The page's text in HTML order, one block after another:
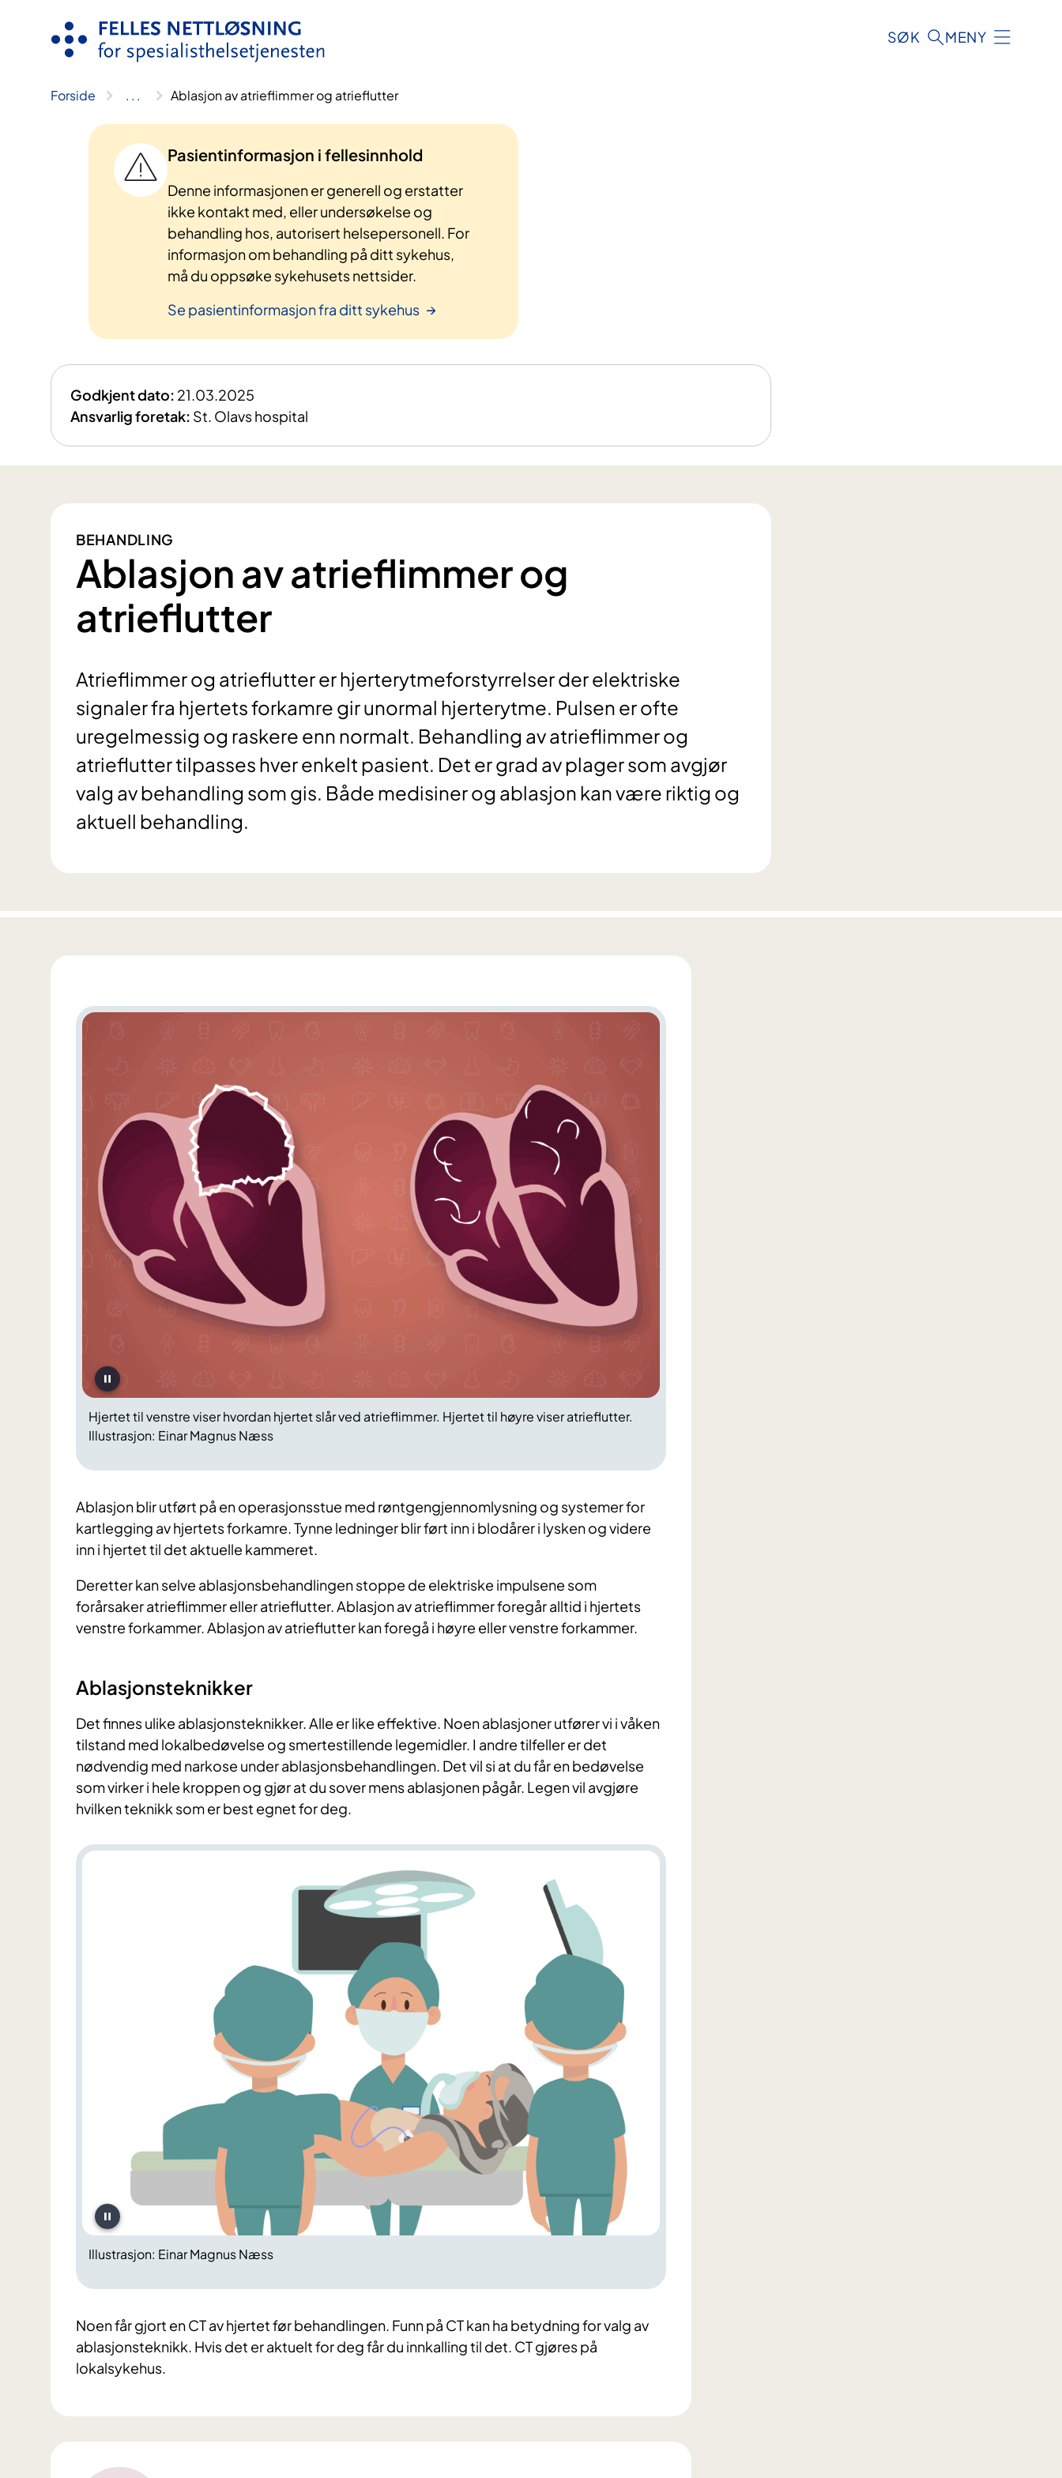
SØK MENY
Forside .. . Ablasjon av atrieflimmer og atrieflutter
Pasientinformasjon i fellesinnhold
Denne informasjonen er generell og erstatter
ikke kontakt med, eller undersøkelse og
behandling hos, autorisert helsepersonell. For
informasjon om behandling på ditt sykehus,
må du oppsøke sykehusets nettsider.
Se pasientinformasjon fra ditt sykehus
Godkjent dato: 21.03.2025
Ansvarlig foretak: St. Olavs hospital
BEHANDLING
Ablasjon av atrieflimmer og
atrieflutter
Atrieflimmer og atrieflutter er hjerterytmeforstyrrelser der elektriske
signaler fra hjertets forkamre gir unormal hjerterytme. Pulsen er ofte
uregelmessig og raskere enn normalt. Behandling av atrieflimmer og
atrieflutter tilpasses hver enkelt pasient. Det er grad av plager som avgjør
valg av behandling som gis. Både medisiner og ablasjon kan være riktig og
aktuell behandling.
Hjertet til venstre viser hvordan hjertet slår ved atrieflimmer. Hjertet til høyre viser atrieflutter.
Illustrasjon: Einar Magnus Næss
Ablasjon blir utført på en operasjonsstue med røntgengjennomlysning og systemer for
kartlegging av hjertets forkamre. Tynne ledninger blir ført inn i blodårer i lysken og videre
inn i hjertet til det aktuelle kammeret.
Deretter kan selve ablasjonsbehandlingen stoppe de elektriske impulsene som
forårsaker atrieflimmer eller atrieflutter. Ablasjon av atrieflimmer foregår alltid i hjertets
venstre forkammer. Ablasjon av atrieflutter kan foregå i høyre eller venstre forkammer.
Ablasjonsteknikker
Det finnes ulike ablasjonsteknikker. Alle er like effektive. Noen ablasjoner utfører vi i våken
tilstand med lokalbedøvelse og smertestillende legemidler. I andre tilfeller er det
nødvendig med narkose under ablasjonsbehandlingen. Det vil si at du får en bedøvelse
som virker i hele kroppen og gjør at du sover mens ablasjonen pågår. Legen vil avgjøre
hvilken teknikk som er best egnet for deg.
Illustrasjon: Einar Magnus Næss
Noen får gjort en CT av hjertet før behandlingen. Funn på CT kan ha betydning for valg av
ablasjonsteknikk. Hvis det er aktuelt for deg får du innkalling til det. CT gjøres på
lokalsykehus.